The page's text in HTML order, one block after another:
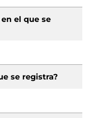
el que se
se registra?